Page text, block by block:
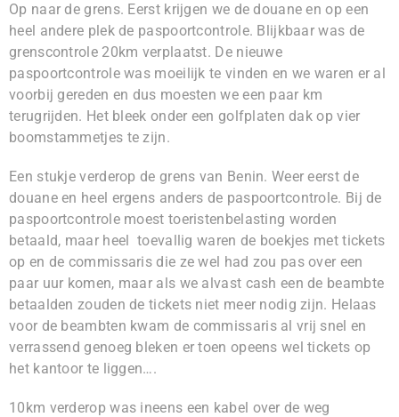
Op naar de grens. Eerst krijgen we de douane en op een
heel andere plek de paspoortcontrole. Blijkbaar was de
grenscontrole 20km verplaatst. De nieuwe
paspoortcontrole was moeilijk te vinden en we waren er al
voorbij gereden en dus moesten we een paar km
terugrijden. Het bleek onder een golfplaten dak op vier
boomstammetjes te zijn.
Een stukje verderop de grens van Benin. Weer eerst de
douane en heel ergens anders de paspoortcontrole. Bij de
paspoortcontrole moest toeristenbelasting worden
betaald, maar heel toevallig waren de boekjes met tickets
op en de commissaris die ze wel had zou pas over een
paar uur komen, maar als we alvast cash een de beambte
betaalden zouden de tickets niet meer nodig zijn. Helaas
voor de beambten kwam de commissaris al vrij snel en
verrassend genoeg bleken er toen opeens wel tickets op
het kantoor te liggen….
10km verderop was ineens een kabel over de weg